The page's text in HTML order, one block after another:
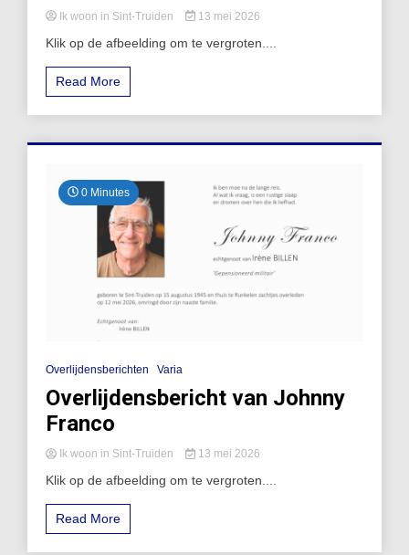
Ik woon in Sint-Truiden 13 mei 2026
Klik op de afbeelding om te vergroten....
Read More
0 Minutes
Overlijdensberichten Varia
Overlijdensbericht van Johnny
Franco
Ik woon in Sint-Truiden 13 mei 2026
Klik op de afbeelding om te vergroten....
Read More